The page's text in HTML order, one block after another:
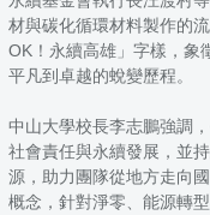
材與碳化循環材料製作的
OK！永續高雄」字樣，象
平凡到卓越的蛻變歷程。
中山大學校長李志鵬強調
社會責任與永續發展，並
源，助力團隊從地方走向
概念，針對淨零、能源轉